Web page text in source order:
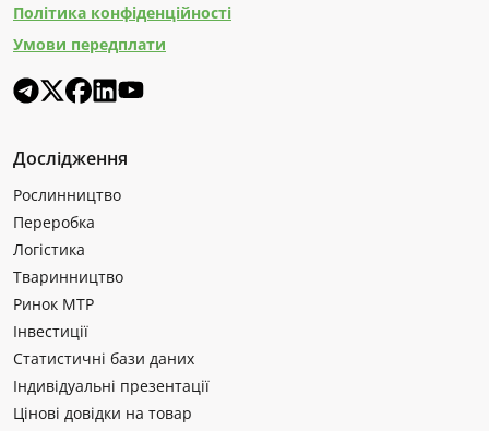
Політика конфіденційності
Умови передплати
Дослідження
Рослинництво
Переробка
Логістика
Тваринництво
Ринок МТР
Інвестиції
Статистичні бази даних
Індивідуальні презентації
Цінові довідки на товар